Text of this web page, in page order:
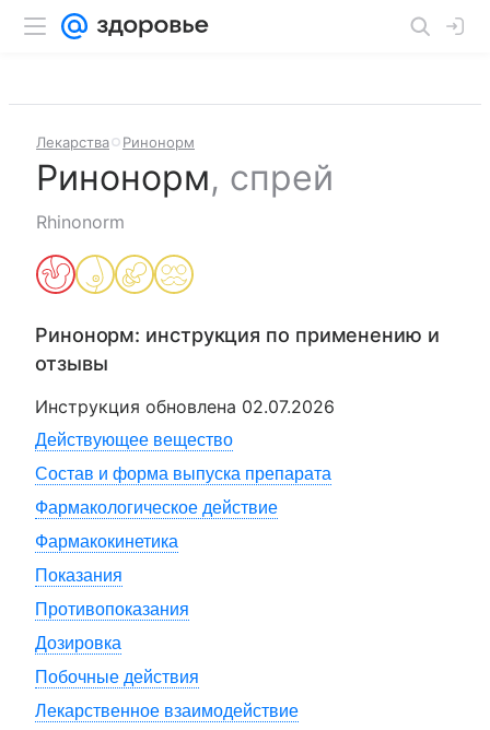
Лекарства Ринонорм
Ринонорм, спрей
Rhinonorm
Ринонорм: инструкция по применению и
отзывы
Инструкция обновлена 02.07.2026
Действующее вещество
Состав и форма выпуска препарата
Фармакологическое действие
Фармакокинетика
Показания
Противопоказания
Дозировка
Побочные действия
Лекарственное взаимодействие